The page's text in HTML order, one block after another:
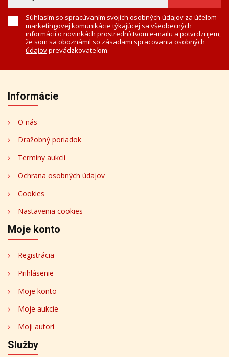
Súhlasím so spracúvaním svojich osobných údajov za účelom
marketingovej komunikácie týkajúcej sa všeobecných
informácií o novinkách prostredníctvom e-mailu a potvrdzujem,
že som sa oboznámil so zásadami spracovania osobných
údajovprevádzkovateľom.
Informácie
O nás
Dražobný poriadok
Termíny aukcií
Ochrana osobných údajov
Cookies
Nastavenia cookies
Moje konto
Registrácia
Prihlásenie
Moje konto
Moje aukcie
Moji autori
Služby